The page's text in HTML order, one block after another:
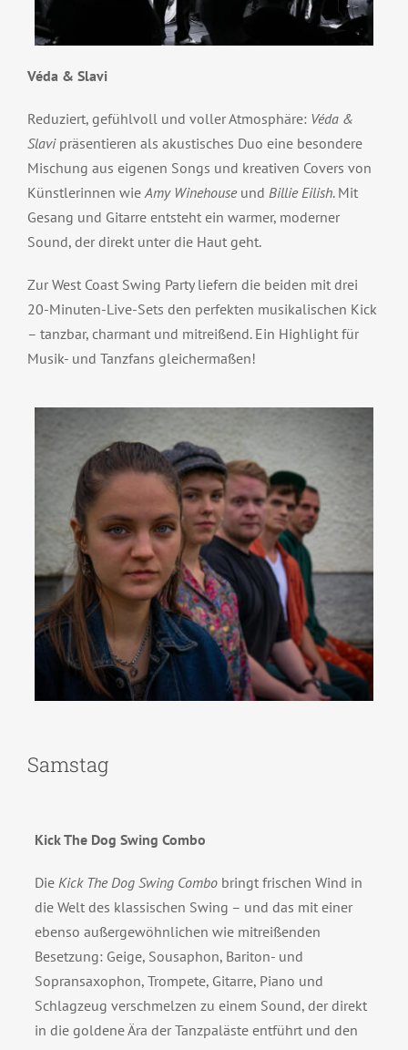
Véda & Slavi
Reduziert, gefühlvoll und voller Atmosphäre: Véda &
Slavipräsentieren als akustisches Duo eine besondere
Mischung aus eigenen Songs und kreativen Covers von
Künstlerinnen wie Amy Winehouseund Billie Eilish. Mit
Gesang und Gitarre entsteht ein warmer, moderner
Sound, der direkt unter die Haut geht.
Zur West Coast Swing Party liefern die beiden mit drei
20-Minuten-Live-Sets den perfekten musikalischen Kick
– tanzbar, charmant und mitreißend. Ein Highlight für
Musik- und Tanzfans gleichermaßen!
Samstag
Kick The Dog Swing Combo
Die Kick The Dog Swing Combobringt frischen Wind in
die Welt des klassischen Swing – und das mit einer
ebenso außergewöhnlichen wie mitreißenden
Besetzung: Geige, Sousaphon, Bariton- und
Sopransaxophon, Trompete, Gitarre, Piano und
Schlagzeug verschmelzen zu einem Sound, der direkt
in die goldene Ära der Tanzpaläste entführt und den